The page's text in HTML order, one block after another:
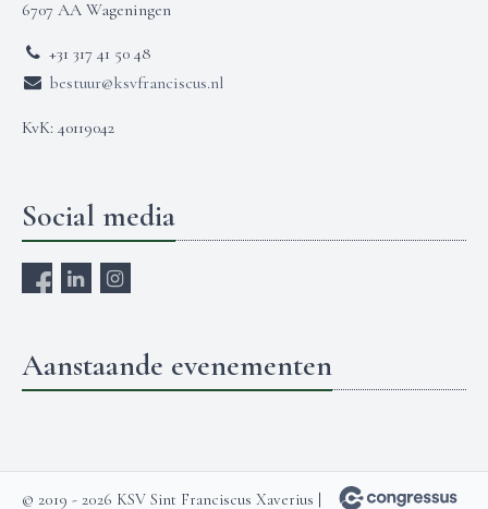
6707 AA Wageningen
+31 317 41 50 48
bestuur@ksvfranciscus.nl
KvK: 40119042
Social media
Aanstaande evenementen
© 2019 - 2026 KSV Sint Franciscus Xaverius |